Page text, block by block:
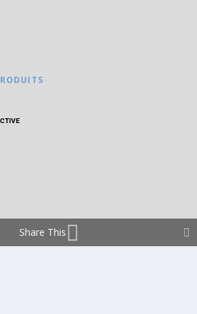
Share This